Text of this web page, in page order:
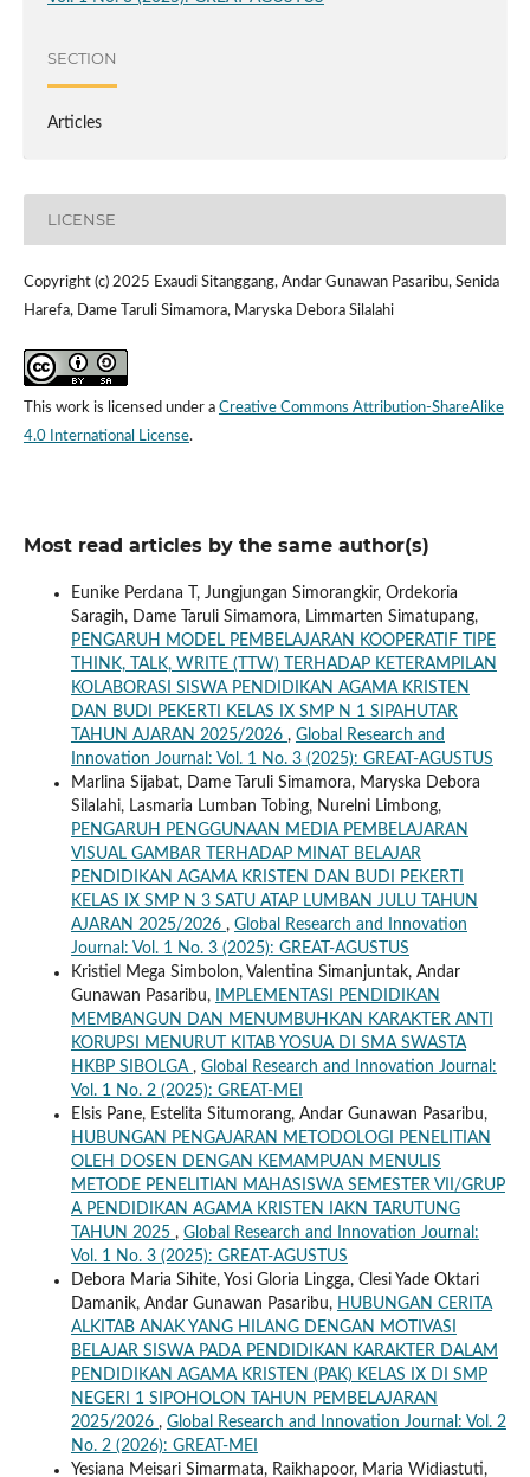
SECTION
Articles
LICENSE
Copyright (c) 2025 Exaudi Sitanggang, Andar Gunawan Pasaribu, Senida
Harefa, Dame Taruli Simamora, Maryska Debora Silalahi
This work is licensed under a Creative Commons Attribution-ShareAlike
4.0 International License.
Most read articles by the same author(s)
Eunike Perdana T, Jungjungan Simorangkir, Ordekoria
Saragih, Dame Taruli Simamora, Limmarten Simatupang,
PENGARUH MODEL PEMBELAJARAN KOOPERATIF TIPE
THINK, TALK, WRITE (TTW) TERHADAP KETERAMPILAN
KOLABORASI SISWA PENDIDIKAN AGAMA KRISTEN
DAN BUDI PEKERTI KELAS IX SMP N 1 SIPAHUTAR
TAHUN AJARAN 2025/2026 , Global Research and
Innovation Journal: Vol. 1 No. 3 (2025): GREAT-AGUSTUS
Marlina Sijabat, Dame Taruli Simamora, Maryska Debora
Silalahi, Lasmaria Lumban Tobing, Nurelni Limbong,
PENGARUH PENGGUNAAN MEDIA PEMBELAJARAN
VISUAL GAMBAR TERHADAP MINAT BELAJAR
PENDIDIKAN AGAMA KRISTEN DAN BUDI PEKERTI
KELAS IX SMP N 3 SATU ATAP LUMBAN JULU TAHUN
AJARAN 2025/2026 , Global Research and Innovation
Journal: Vol. 1 No. 3 (2025): GREAT-AGUSTUS
Kristiel Mega Simbolon, Valentina Simanjuntak, Andar
Gunawan Pasaribu,
IMPLEMENTASI PENDIDIKAN
MEMBANGUN DAN MENUMBUHKAN KARAKTER ANTI
KORUPSI MENURUT KITAB YOSUA DI SMA SWASTA
HKBP SIBOLGA , Global Research and Innovation Journal:
Vol. 1 No. 2 (2025): GREAT-MEI
Elsis Pane, Estelita Situmorang, Andar Gunawan Pasaribu,
HUBUNGAN PENGAJARAN METODOLOGI PENELITIAN
OLEH DOSEN DENGAN KEMAMPUAN MENULIS
METODE PENELITIAN MAHASISWA SEMESTER VII/GRUP
A PENDIDIKAN AGAMA KRISTEN IAKN TARUTUNG
TAHUN 2025 , Global Research and Innovation Journal:
Vol. 1 No. 3 (2025): GREAT-AGUSTUS
Debora Maria Sihite, Yosi Gloria Lingga, Clesi Yade Oktari
Damanik, Andar Gunawan Pasaribu, HUBUNGAN CERITA
ALKITAB ANAK YANG HILANG DENGAN MOTIVASI
BELAJAR SISWA PADA PENDIDIKAN KARAKTER DALAM
PENDIDIKAN AGAMA KRISTEN (PAK) KELAS IX DI SMP
NEGERI 1 SIPOHOLON TAHUN PEMBELAJARAN
2025/2026 , Global Research and Innovation Journal: Vol. 2
No. 2 (2026): GREAT-MEI
Yesiana Meisari Simarmata, Raikhapoor, Maria Widiastuti,